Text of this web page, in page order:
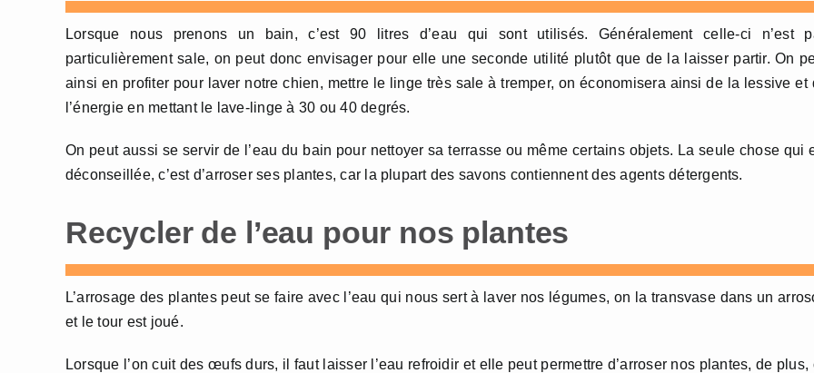
Lorsque nous prenons un bain, c’est 90 litres d’eau qui sont utilisés. Généralement celle-ci n’est
particulièrement sale, on peut donc envisager pour elle une seconde utilité plutôt que de la laisser partir. On
ainsi en profiter pour laver notre chien, mettre le linge très sale à tremper, on économisera ainsi de la lessive et
l’énergie en mettant le lave-linge à 30 ou 40 degrés.
On peut aussi se servir de l’eau du bain pour nettoyer sa terrasse ou même certains objets. La seule chose qui
déconseillée, c’est d’arroser ses plantes, car la plupart des savons contiennent des agents détergents.
Recycler de l’eau pour nos plantes
L’arrosage des plantes peut se faire avec l’eau qui nous sert à laver nos légumes, on la transvase dans un
et le tour est joué.
Lorsque l’on cuit des œufs durs, il faut laisser l’eau refroidir et elle peut permettre d’arroser nos plantes, de plus,